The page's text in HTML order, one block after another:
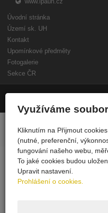
Úvodní stránka
Území sk. UH
Kontakt
Upomínkové předměty
Fotogalerie
Sekce ČR
webové stránky s
Využíváme
Kliknutím na Přijmout
(nutné, preferenční,
fungování našeho webu,
To jaké cookies budou
Upravit nastavení.
Prohlášení o cookies.